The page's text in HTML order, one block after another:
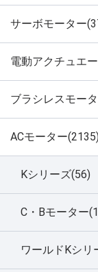
サーボモーター
電動アクチュエ
ブラシレスモー
ACモーター
Kシリーズ(56)
C・Bモーター
ワールドKシリ